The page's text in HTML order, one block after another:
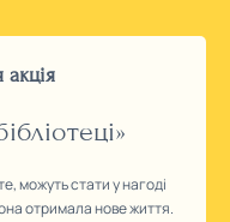
можуть стати у нагоді
отримала нове життя.